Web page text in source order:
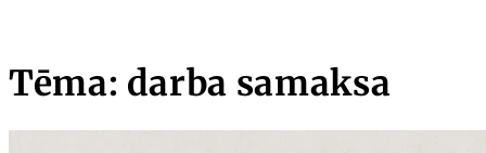
Tēma: darba samaksa